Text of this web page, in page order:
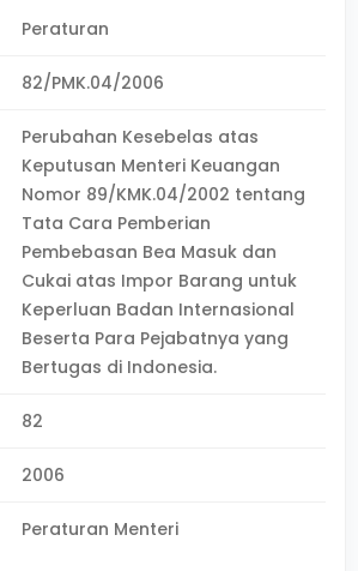
Peraturan
82/PMK.04/2006
Perubahan Kesebelas atas
Keputusan Menteri Keuangan
Nomor 89/KMK.04/2002 tentang
Tata Cara Pemberian
Pembebasan Bea Masuk dan
Cukai atas Impor Barang untuk
Keperluan Badan Internasional
Beserta Para Pejabatnya yang
Bertugas di Indonesia.
82
2006
Peraturan Menteri